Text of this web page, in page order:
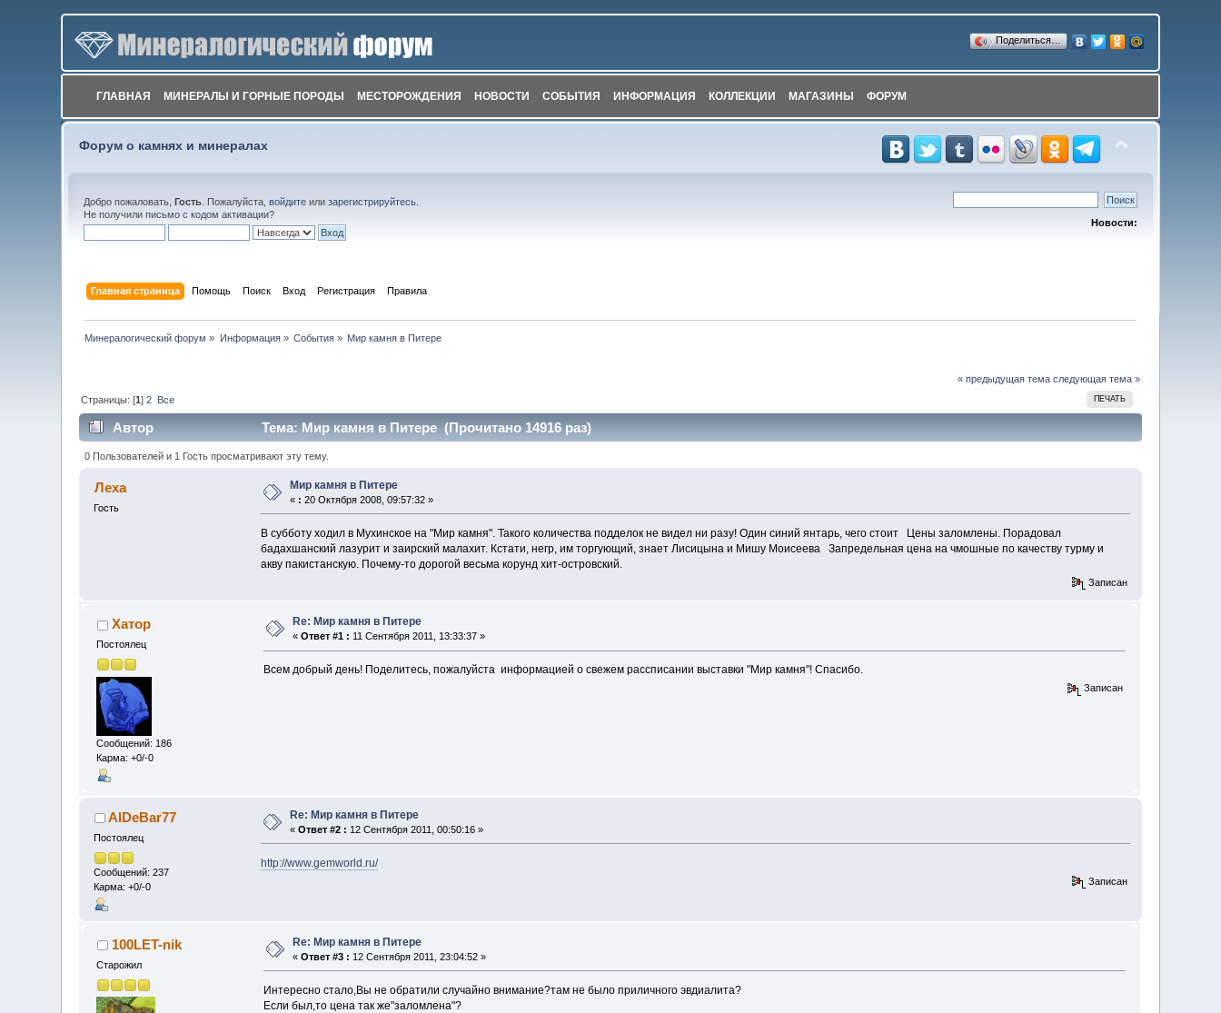
Поделиться…
ГЛАВНАЯ МИНЕРАЛЫ И ГОРНЫЕ ПОРОДЫ МЕСТОРОЖДЕНИЯ НОВОСТИ СОБЫТИЯ ИНФОРМАЦИЯ КОЛЛЕКЦИИ МАГАЗИНЫ ФОРУМ
Форум о камнях и минералах
Добро пожаловать,Гость . Пожалуйста,войдите илизарегистрируйтесь
Не получилиписьмо с кодом активации?
Новости:
Главная страница Помощь Поиск Вход Регистрация Правила
Минералогический форум » Информация» События » Мир камня в Питере
« предыдущая тема следующая тема »
ПЕЧАТЬ
Страницы: [1]2 Все
Автор Тема: Мир камня в Питере (Прочитано 14916 раз)
0 Пользователей и 1 Гость просматривают эту тему.
Леха
Гость
Мир камня в Питере
« : 20 Октября 2008, 09:57:32 »
В субботу ходил в Мухинское на "Мир камня". Такого количества подделок не видел ни разу! Один синий янтарь, чего стоит
Цены заломлены. Порадовал
бадахшанский лазурит и заирский малахит. Кстати, негр, им торгующий, знает Лисицына и Мишу Моисеева
Запредельная цена на чмошные по качеству турму и
акву пакистанскую. Почему-то дорогой весьма корунд хит-островский.
Записан
Хатор
Постоялец
Сообщений: 186
Карма: +0/-0
Re: Мир камня в Питере
«Ответ #1 : 11 Сентября 2011, 13:33:37 »
Всем добрый день! Поделитесь, пожалуйста информацией о свежем рассписании выставки "Мир камня"! Спасибо.
Записан
AlDeBar77
Постоялец
Сообщений: 237
Карма: +0/-0
Re: Мир камня в Питере
«Ответ #2 : 12 Сентября 2011, 00:50:16 »
http://www.gemworld.ru/
Записан
100LET-nik
Старожил
Re: Мир камня в Питере
«Ответ #3 : 12 Сентября 2011, 23:04:52 »
Интересно стало,Вы не обратили случайно внимание?там не было приличного эвдиалита?
Если был,то цена так же"заломлена"?